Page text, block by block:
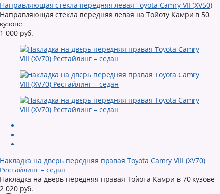
Направляющая стекла передняя левая Toyota Camry VII (XV50)
Направляющая стекла передняя левая на Тойоту Камри в 50
кузове
1 000 руб.
Накладка на дверь передняя правая Toyota Camry VIII (XV70)
Рестайлинг – седан
Накладка на дверь передняя правая Тойота Камри в 70 кузове
2 020 руб.